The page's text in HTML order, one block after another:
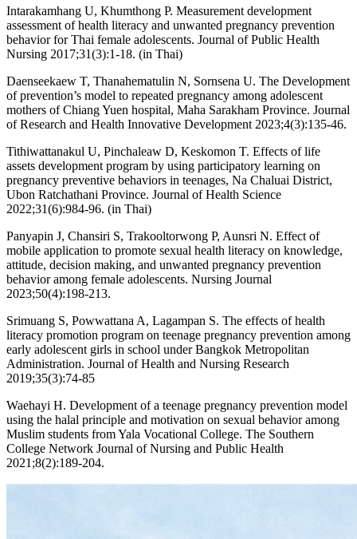
Intarakamhang U, Khumthong P. Measurement development
assessment of health literacy and unwanted pregnancy prevention
behavior for Thai female adolescents. Journal of Public Health
Nursing 2017;31(3):1-18. (in Thai)
Daenseekaew T, Thanahematulin N, Sornsena U. The Development
of prevention’s model to repeated pregnancy among adolescent
mothers of Chiang Yuen hospital, Maha Sarakham Province. Journal
of Research and Health Innovative Development 2023;4(3):135-46.
Tithiwattanakul U, Pinchaleaw D, Keskomon T. Effects of life
assets development program by using participatory learning on
pregnancy preventive behaviors in teenages, Na Chaluai District,
Ubon Ratchathani Province. Journal of Health Science
2022;31(6):984-96. (in Thai)
Panyapin J, Chansiri S, Trakooltorwong P, Aunsri N. Effect of
mobile application to promote sexual health literacy on knowledge,
attitude, decision making, and unwanted pregnancy prevention
behavior among female adolescents. Nursing Journal
2023;50(4):198-213.
Srimuang S, Powwattana A, Lagampan S. The effects of health
literacy promotion program on teenage pregnancy prevention among
early adolescent girls in school under Bangkok Metropolitan
Administration. Journal of Health and Nursing Research
2019;35(3):74-85
Waehayi H. Development of a teenage pregnancy prevention model
using the halal principle and motivation on sexual behavior among
Muslim students from Yala Vocational College. The Southern
College Network Journal of Nursing and Public Health
2021;8(2):189-204.